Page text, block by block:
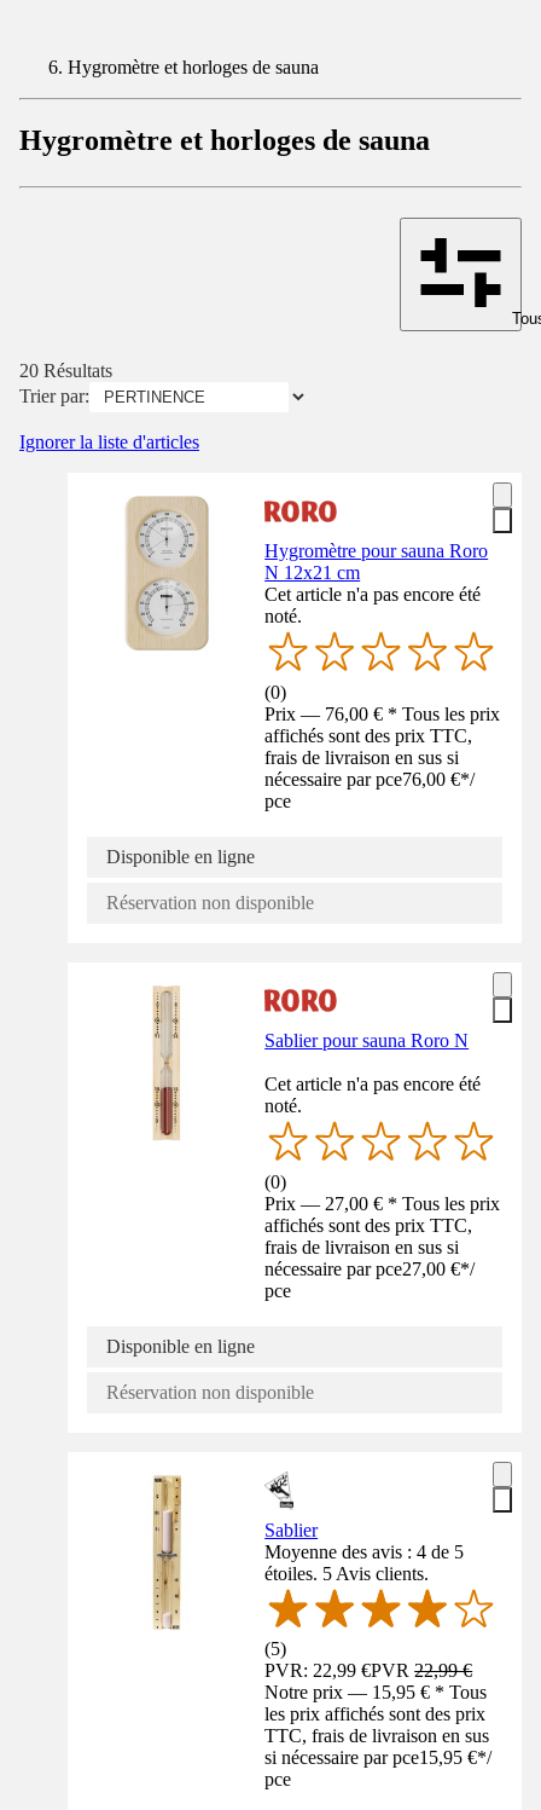
Hygromètre et horloges de sauna
Hygromètre et horloges de sauna
20 Résultats
Trier par:
Ignorer la liste d'articles
Hygromètre pour sauna Roro
N 12x21 cm
Cet article n'a pas encore été
noté.
(0)
Prix — 76,00 € * Tous les prix
affichés sont des prix TTC,
frais de livraison en sus si
nécessaire par pce76,00 €*/
pce
Disponible en ligne
Réservation non disponible
Sablier pour sauna Roro N
Cet article n'a pas encore été
noté.
(0)
Prix — 27,00 € * Tous les prix
affichés sont des prix TTC,
frais de livraison en sus si
nécessaire par pce27,00 €*/
pce
Disponible en ligne
Réservation non disponible
Sablier
Moyenne des avis : 4 de 5
étoiles. 5 Avis clients.
(5)
PVR: 22,99 €PVR22,99 €
Notre prix — 15,95 € * Tous
les prix affichés sont des prix
TTC, frais de livraison en sus
si nécessaire par pce15,95 €*/
pce